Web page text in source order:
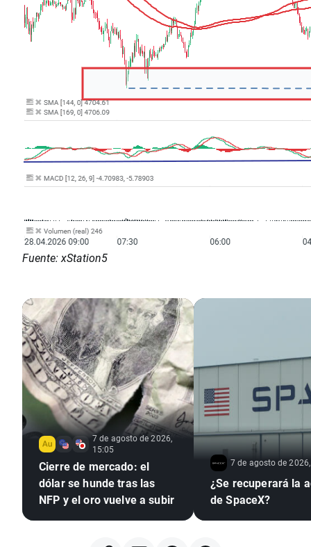
Fuente: xStation5
7 de agosto de 2026,
15:05
Cierre de mercado: el
dólar se hunde tras las
NFP y el oro vuelve a subir
7 de agosto de
¿Se recuperará la
de SpaceX?